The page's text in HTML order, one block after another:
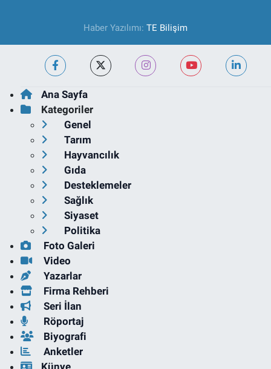
Haber Yazılımı: TE Bilişim
Ana Sayfa
Kategoriler
Genel
Tarım
Hayvancılık
Gıda
Desteklemeler
Sağlık
Siyaset
Politika
Foto Galeri
Video
Yazarlar
Firma Rehberi
Seri İlan
Röportaj
Biyografi
Anketler
Künye